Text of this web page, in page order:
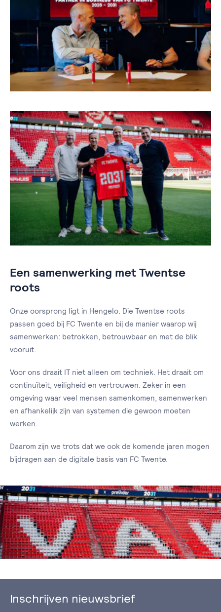
Een samenwerking met Twentse
roots
Onze oorsprong ligt in Hengelo. Die Twentse roots
passen goed bij FC Twente en bij de manier waarop wij
samenwerken: betrokken, betrouwbaar en met de blik
vooruit.
Voor ons draait IT niet alleen om techniek. Het draait om
continuïteit, veiligheid en vertrouwen. Zeker in een
omgeving waar veel mensen samenkomen, samenwerken
en afhankelijk zijn van systemen die gewoon moeten
werken.
Daarom zijn we trots dat we ook de komende jaren mogen
bijdragen aan de digitale basis van FC Twente.
Inschrijven nieuwsbrief